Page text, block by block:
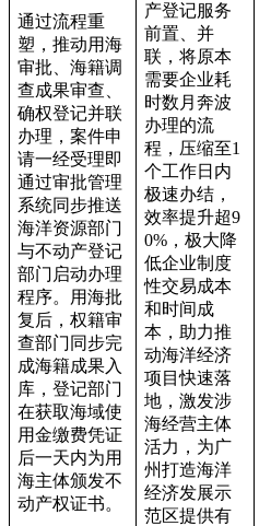
通过流程重
塑，推动用海
审批、海籍调
查成果审查、
确权登记并联
办理，案件申
请一经受理即
通过审批管理
系统同步推送
海洋资源部门
与不动产登记
部门启动办理
程序。用海批
复后，权籍审
查部门同步完
成海籍成果入
库，登记部门
在获取海域使
用金缴费凭证
后一天内为用
海主体颁发不
动产权证书。
产登记服务
前置、并
联，将原本
需要企业耗
时数月奔波
办理的流
程，压缩至1
个工作日内
极速办结，
效率提升超9
0% ，极大降
低企业制度
性交易成本
和时间成
本，助力推
动海洋经济
项目快速落
地，激发涉
海经营主体
活力，为广
州打造海洋
经济发展示
范区提供有